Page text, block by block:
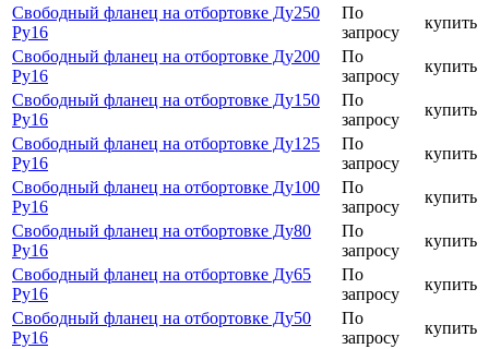
Свободный фланец на отбортовке Ду250
Ру16
По
запросу
купить
Свободный фланец на отбортовке Ду200
Ру16
По
запросу
купить
Свободный фланец на отбортовке Ду150
Ру16
По
запросу
купить
Свободный фланец на отбортовке Ду125
Ру16
По
запросу
купить
Свободный фланец на отбортовке Ду100
Ру16
По
запросу
купить
Свободный фланец на отбортовке Ду80
Ру16
По
запросу
купить
Свободный фланец на отбортовке Ду65
Ру16
По
запросу
купить
Свободный фланец на отбортовке Ду50
Ру16
По
запросу
купить